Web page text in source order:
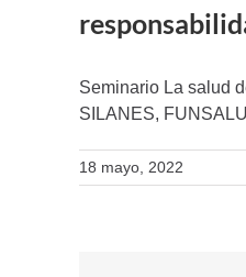
Seminario La salud
SILANES,
18 mayo, 2022